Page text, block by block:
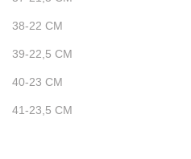
38-22 CM
39-22,5 CM
40-23 CM
41-23,5 CM